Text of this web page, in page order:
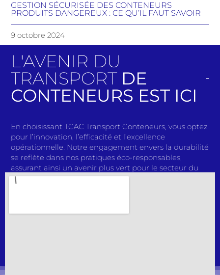
GESTION SÉCURISÉE DES CONTENEURS
PRODUITS DANGEREUX : CE QU’IL FAUT SAVOIR
9 octobre 2024
L'AVENIR DU
TRANSPORT DE
CONTENEURS EST ICI
En choisissant TCAC Transport Conteneurs, vous optez
pour l’innovation, l’efficacité et l’excellence
opérationnelle. Notre engagement envers la durabilité
se reflète dans nos pratiques éco-responsables,
assurant ainsi un avenir plus vert pour le secteur du
transport. Avec des solutions de pointe et une équipe